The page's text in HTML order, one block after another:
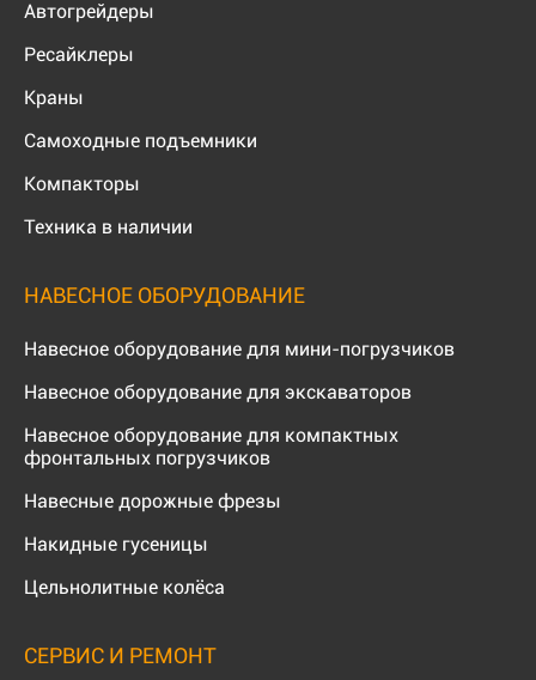
Автогрейдеры
Ресайклеры
Краны
Самоходные подъемники
Компакторы
Техника в наличии
НАВЕСНОЕ ОБОРУДОВАНИЕ
Навесное оборудование для мини-погрузчиков
Навесное оборудование для экскаваторов
Навесное оборудование для компактных
фронтальных погрузчиков
Навесные дорожные фрезы
Накидные гусеницы
Цельнолитные колёса
СЕРВИС И РЕМОНТ